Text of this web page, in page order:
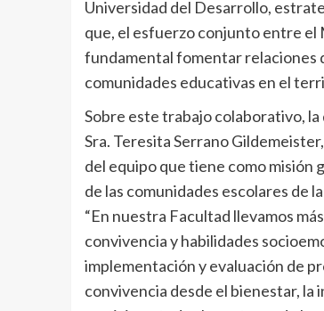
Universidad del Desarrollo,
que, el esfuerzo conjunto entre el
fundamental fomentar relaciones
comunidades educativas en el
Sobre este trabajo colaborativo,
Sra. Teresita Serrano
del equipo que tiene como misión
de las comunidades escolares de
“En nuestra Facultad llevamos
convivencia y habilidades
implementación y evaluación de
convivencia desde el bienestar, la